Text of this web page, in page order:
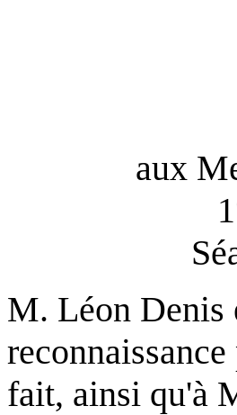
aux
M. Léon Denis
fait, ainsi qu'à